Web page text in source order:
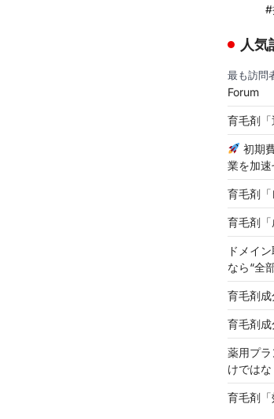
#
人気
最も訪問
Forum
育毛剤「
初期
業を加速
育毛剤「
育毛剤「
ドメイ
なら“全
育毛剤
育毛剤成
薬用プ
けでは
育毛剤「